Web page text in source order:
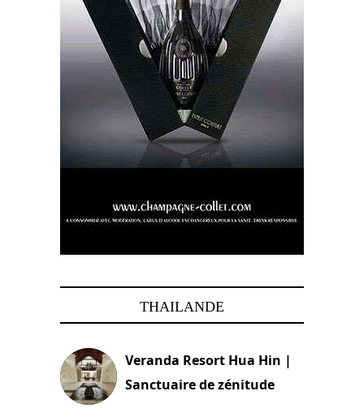
THAILANDE
Veranda Resort Hua Hin |
Sanctuaire de zénitude